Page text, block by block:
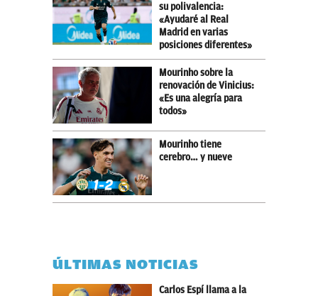
su polivalencia:
«Ayudaré al Real
Madrid en varias
posiciones diferentes»
Mourinho sobre la
renovación de Vinicius:
«Es una alegría para
todos»
Mourinho tiene
cerebro… y nueve
ÚLTIMAS NOTICIAS
Carlos Espí llama a la